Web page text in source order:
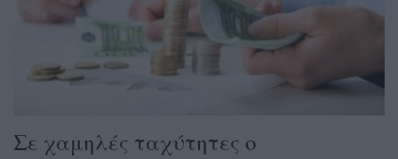
Σε χαμηλές ταχύτητες ο